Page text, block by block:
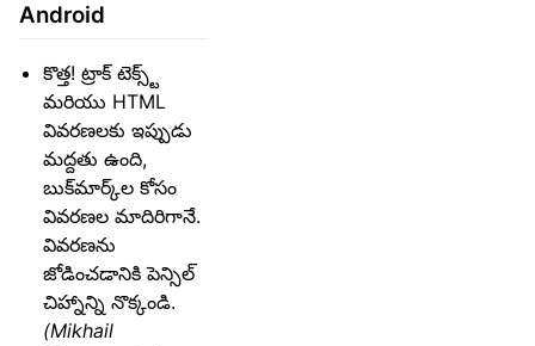
Android
కొత్త! ట్రాక్ టెక్స్ట్
మరియు HTML
వివరణలకు ఇప్పుడు
మద్దతు ఉంది,
బుక్‌మార్క్‌ల కోసం
వివరణల మాదిరిగానే.
వివరణను
జోడించడానికి పెన్సిల్
చిహ్నాన్ని నొక్కండి.
(Mikhail